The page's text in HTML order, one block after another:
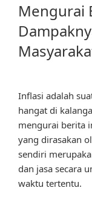
Mengurai
Inflasi adalah
hangat di
mengurai berita
yang dirasakan
sendiri
dan jasa secara
waktu tertentu.